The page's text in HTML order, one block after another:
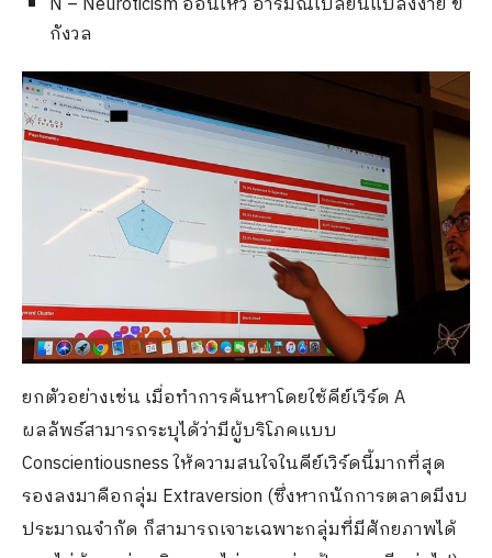
กังวล
ยกตัวอย่างเช่น เมื่อทำการค้นหาโดยใช้คีย์เวิร์ด A
ผลลัพธ์สามารถระบุได้ว่ามีผู้บริโภคแบบ
Conscientiousness ให้ความสนใจในคีย์เวิร์ดนี้มากที่สุด
รองลงมาคือกลุ่ม Extraversion (ซึ่งหากนักการตลาดมีงบ
ประมาณจำกัด ก็สามารถเจาะเฉพาะกลุ่มที่มีศักยภาพได้